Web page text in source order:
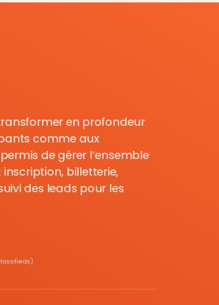
en profondeur
comme aux
de gérer l’ensemble
billetterie,
des leads pour les